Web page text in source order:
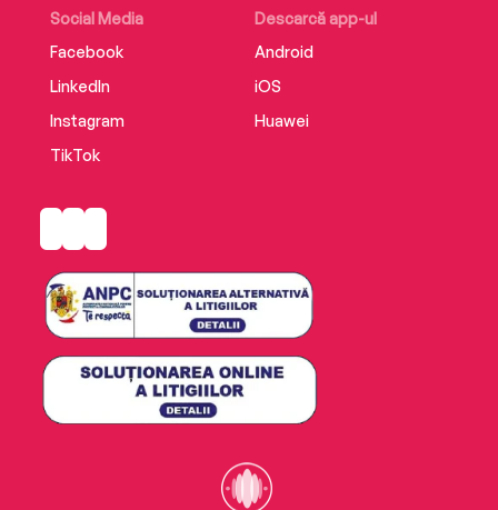
Social Media
Facebook
LinkedIn
Instagram
TikTok
Descarcă app-ul
Android
iOS
Huawei